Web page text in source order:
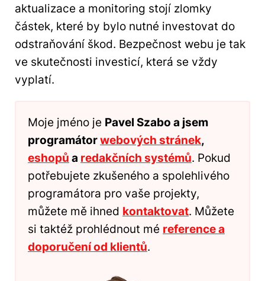
aktualizace a monitoring stojí zlomky
částek, které by bylo nutné investovat do
odstraňování škod. Bezpečnost webu je tak
ve skutečnosti investicí, která se vždy
vyplatí.
Moje jméno je Pavel Szabo a jsem
programátorwebových stránek,
eshopů a redakčních systémů. Pokud
potřebujete zkušeného a spolehlivého
programátora pro vaše projekty,
můžete mě ihned kontaktovat. Můžete
si taktéž prohlédnout mé reference a
doporučení od klientů.